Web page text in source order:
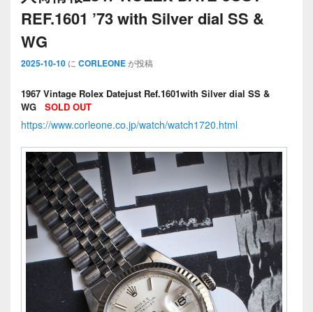
REF.1601 ’73 with Silver dial SS &
WG
2025-10-10 に CORLEONEが投稿
1967 Vintage Rolex Datejust Ref.1601with Silver dial SS &
WG
SOLD OUT
https://www.corleone.co.jp/watch/watch1720.html